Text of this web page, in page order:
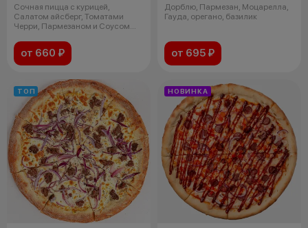
Сочная пицца с курицей,
Салатом айсберг, Томатами
Черри, Пармезаном и Соусом
от 660 ₽
Дорблю, Пармезан, Моцарелла,
Гауда, орегано, базилик
от 695 ₽
ТОП НОВИНКА